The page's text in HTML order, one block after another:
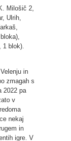
Milošič 2,
Ulrih,
blok).
in
zmagah s
2022 pa
v
nekaj
in
igre. V